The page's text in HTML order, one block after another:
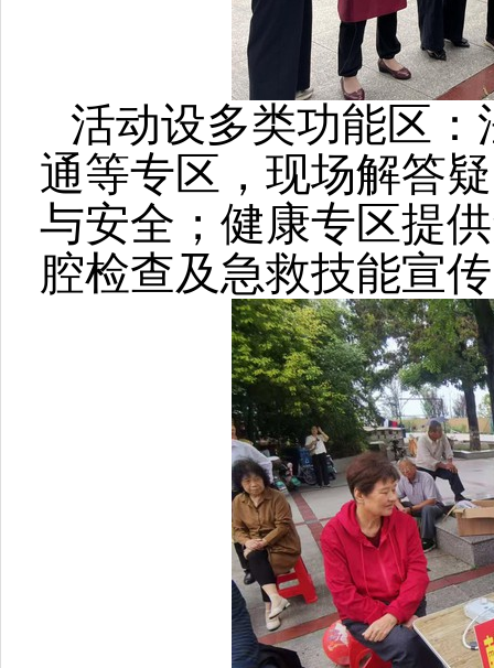
活动设多类功能区
通等专区，现场解答
与安全；健康专区提
腔检查及急救技能宣